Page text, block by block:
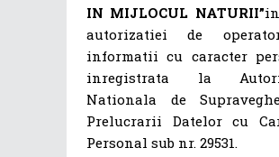
IN MIJLOCUL NATURII”
autorizatiei de
informatii cu caracter
inregistrata la
Nationala de
Prelucrarii Datelor cu
Personal sub nr. 29531.